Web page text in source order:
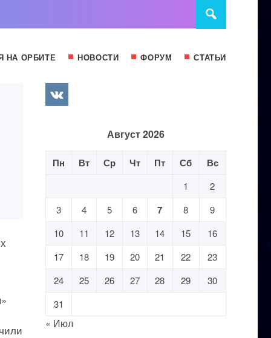
НА ОРБИТЕ НОВОСТИ ФОРУМ СТАТЬИ
Август 2026
Пн Вт Ср Чт Пт Сб Вс
1
2
3
4 5 6 7 8
9
10
11 12 13 14 15
16
17
18 19 20 21 22
23
24
25 26 27 28 29
30
31
« Июл